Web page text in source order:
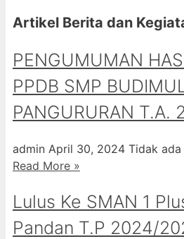
Artikel Berita dan
PENGUMUMAN
PPDB SMP
PANGURURAN T.A.
admin April 30, 2024 Tidak
Read More »
Lulus Ke SMAN 1
Pandan T.P 2024/